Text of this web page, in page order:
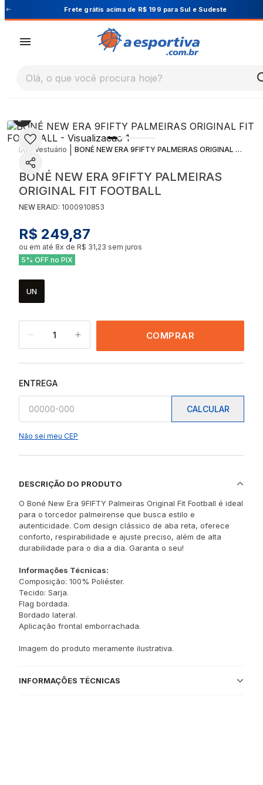
Cupom PRIMEIRA10 para 10% OFF na 1ª
Olá, o que você procura hoje?
Vestuário BONÉ NEW ERA 9FIFTY PALMEIRAS ORIGINAL FIT FOOTBALL
BONÉ NEW ERA 9FIFTY PALMEIRAS
ORIGINAL FIT FOOTBALL
NEW ERAID: 1000910853
R$ 249,87
ou em até 8x de R$ 31,23 sem juros
5% OFF no PIX
UN
1 COMPRAR
ENTREGA
CALCULAR
Não sei meu CEP
DESCRIÇÃO DO PRODUTO
O Boné New Era 9FIFTY Palmeiras Original Fit Football é ideal
para o torcedor palmeirense que busca estilo e
autenticidade. Com design clássico de aba reta, oferece
conforto, respirabilidade e ajuste preciso, além de alta
durabilidade para o dia a dia. Garanta o seu!
Informações Técnicas:
Composição: 100% Poliéster.
Tecido: Sarja.
Flag bordada.
Bordado lateral.
Aplicação frontal emborrachada.
Imagem do produto meramente ilustrativa.
INFORMAÇÕES TÉCNICAS